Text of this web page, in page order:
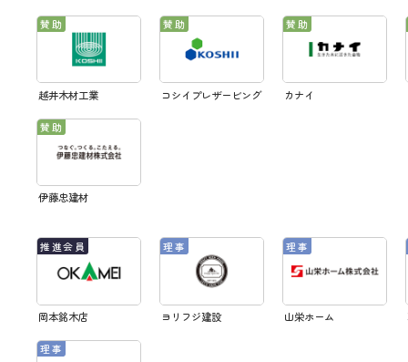
越井木材工業 コシイプレザービング カナイ
伊藤忠建材
岡本銘木店 ヨリフジ建設 山栄ホーム